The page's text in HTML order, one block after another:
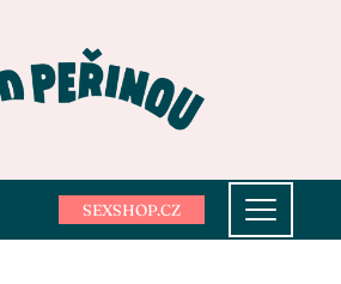
SEXSHOP.CZ